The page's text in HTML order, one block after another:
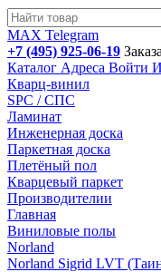
MAX Telegram
+7 (495) 925-06-19
Каталог Адреса Войти
Кварц-винил
SPC / СПС
Ламинат
Инженерная доска
Паркетная доска
Плетёный пол
Кварцевый паркет
Производителии
Главная
Виниловые полы
Norland
Norland Sigrid LVT